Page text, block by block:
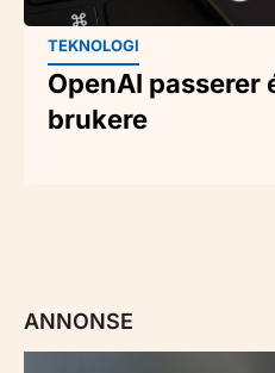
TEKNOLOGI
OpenAI passerer
brukere
ANNONSE